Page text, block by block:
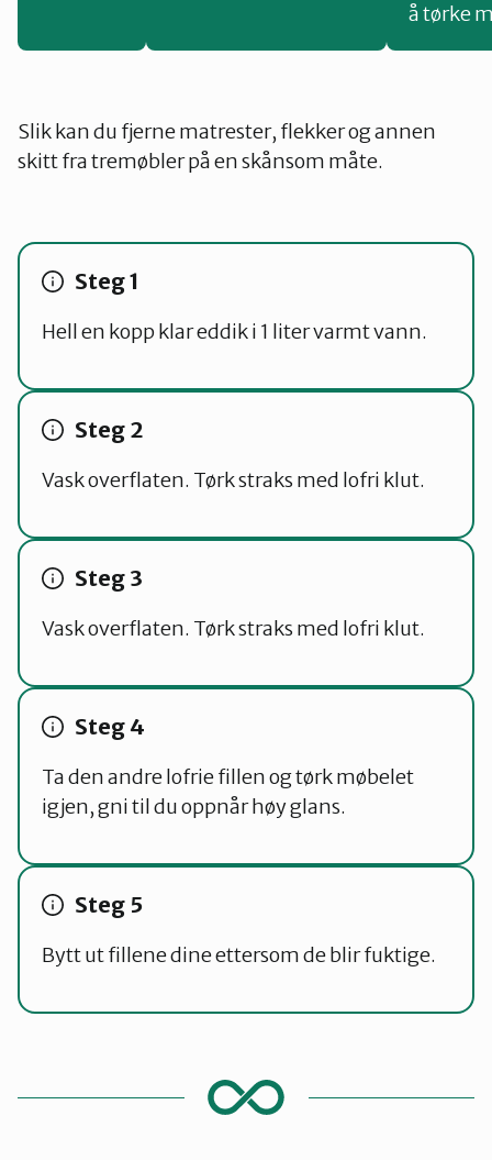
å tørke
Slik kan du fjerne matrester, flekker og annen
skitt fra tremøbler på en skånsom måte.
Hell en kopp klar eddik i 1 liter varmt vann.
Vask overflaten. Tørk straks med lofri klut.
Vask overflaten. Tørk straks med lofri klut.
Ta den andre lofrie fillen og tørk møbelet
igjen, gni til du oppnår høy glans.
Bytt ut fillene dine ettersom de blir fuktige.